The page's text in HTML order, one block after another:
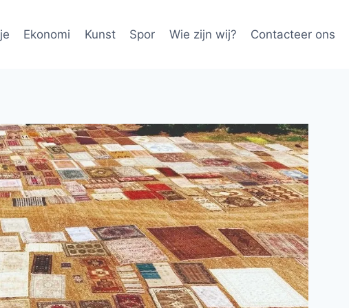
Ekonomi Kunst Spor Wie zijn wij? Contacteer ons